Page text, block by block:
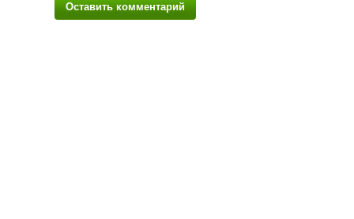
Оставить комментарий